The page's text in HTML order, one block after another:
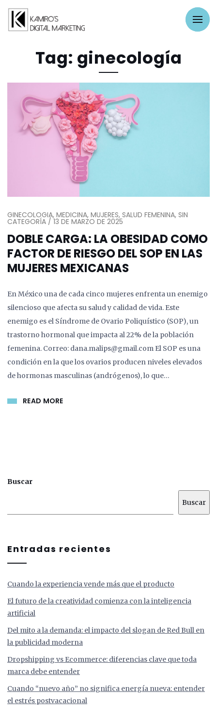
Tag: ginecología
GINECOLOGIA, MEDICINA, MUJERES, SALUD FEMENINA, SIN
CATEGORÍA / 13 DE MARZO DE 2025
DOBLE CARGA: LA OBESIDAD COMO
FACTOR DE RIESGO DEL SOP EN LAS
MUJERES MEXICANAS
En México una de cada cinco mujeres enfrenta un enemigo
silencioso que afecta su salud y calidad de vida. Este
enemigo es el Síndrome de Ovario Poliquístico (SOP), un
trastorno hormonal que impacta al 22% de la población
femenina. Correo: dana.malips@gmail.com El SOP es una
condición en la que los ovarios producen niveles elevados
de hormonas masculinas (andrógenos), lo que…
READ MORE
Buscar
Buscar
Entradas recientes
Cuando la experiencia vende más que el producto
El futuro de la creatividad comienza con la inteligencia
artificial
Del mito a la demanda: el impacto del slogan de Red Bull en
la publicidad moderna
Dropshipping vs Ecommerce: diferencias clave que toda
marca debe entender
Cuando “nuevo año” no significa energía nueva: entender
el estrés postvacacional